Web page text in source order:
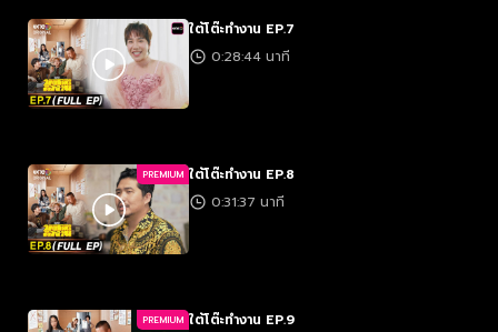
ใต้โต๊ะทำงาน EP.7
0:28:44 นาที
PREMIUM ใต้โต๊ะทำงาน EP.8
0:31:37 นาที
PREMIUM ใต้โต๊ะทำงาน EP.9